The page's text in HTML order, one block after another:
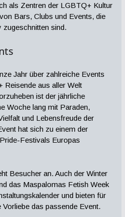
als Zentren der LGBTQ+ Kultur
Bars, Clubs und Events, die
zugeschnitten sind.
Jahr über zahlreiche Events
Reisende aus aller Welt
ist der jährliche
Woche lang mit Paraden,
und Lebensfreude der
hat sich zu einem der
Festivals Europas
Besucher an. Auch der Winter
das Maspalomas Fetish Week
und bieten für
das passende Event.